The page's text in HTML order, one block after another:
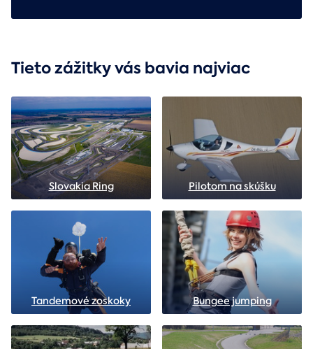
Tieto zážitky vás bavia najviac
Slovakia Ring Pilotom na skúšku
Tandemové zoskoky Bungee jumping